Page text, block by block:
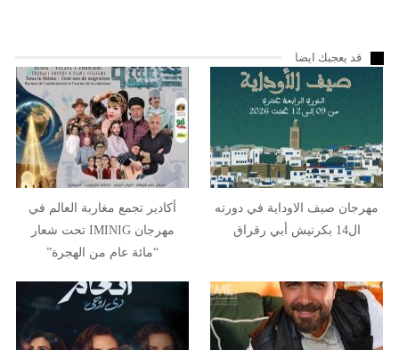
قد يعجبك ايضا
مهرجان صيف الاوداية في دورته
ال14 بكرنيش أبي رقراق
أكادير تجمع مغاربة العالم في
مهرجان IMINIG تحت شعار
“مائة عام من الهجرة”